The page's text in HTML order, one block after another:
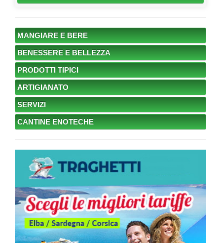
MANGIARE E BERE
BENESSERE E BELLEZZA
PRODOTTI TIPICI
ARTIGIANATO
SERVIZI
CANTINE ENOTECHE